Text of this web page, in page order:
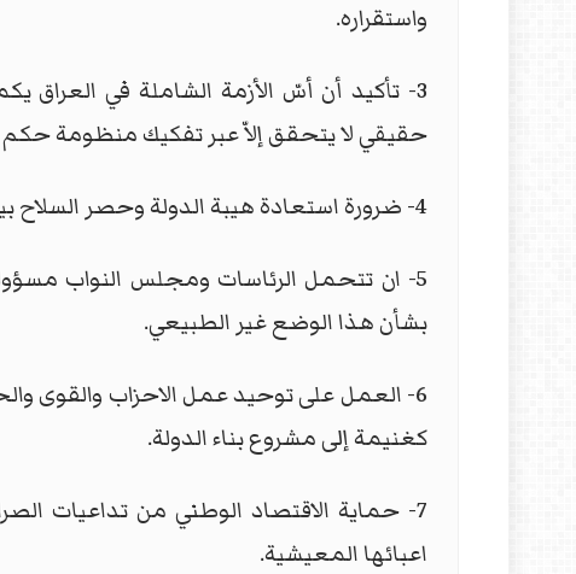
واستقراره.
3- تأكيد أن أسّ الأزمة الشاملة في العراق
حقيقي لا يتحقق إلاّ عبر تفكيك منظومة حكم
4- ضرورة استعادة هيبة الدولة وحصر السلاح بيدها، وترسيخ مبدأ سيادة القانون على الجميع من دون استثناء.
5- ان تتحمل الرئاسات ومجلس النواب
بشأن هذا الوضع غير الطبيعي.
6- العمل على توحيد عمل الاحزاب والقوى
كغنيمة إلى مشروع بناء الدولة.
7- حماية الاقتصاد الوطني من تداعيات
اعبائها المعيشية.